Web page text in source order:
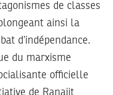
de classes
ainsi la
d’indépendance.
du marxisme
officielle
de Ranajit